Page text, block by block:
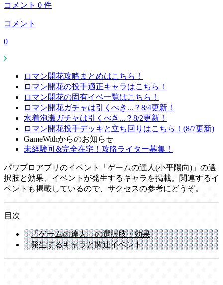
コメント 0 件
コメント
0
ロマン開花攻略まとめはこちら！
ロマン開花の投手適正キャラはこちら！
ロマン開花の固有イベ一覧はこちら！
ロマン開花ガチャは引くべき...？8/4更新！
水着泡瀬ガチャは引くべき...？8/2更新！
ロマン開花投手デッキと立ち回りはこちら！(8/7更新)
GameWithからのお知らせ
未経験可&完全在宅！攻略ライター募集！
パワプロアプリのイベント「ゲームの達人(小平陽向)」の選
択肢と効果、イベントが発生するキャラを掲載。関連するイ
ベントも掲載しているので、サクセスの参考にどうぞ。
目次
「ゲームの達人」の選択肢・効果
発生するキャラと関連イベント